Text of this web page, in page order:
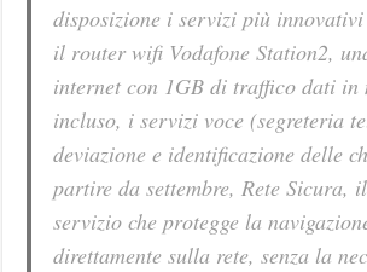
disposizione i servizi più
il router wifi Vodafone Station2,
internet con 1GB di traffico dati in
incluso, i servizi voce (segreteria
deviazione e identificazione delle
partire da settembre, Rete Sicura,
servizio che protegge la
direttamente sulla rete, senza la